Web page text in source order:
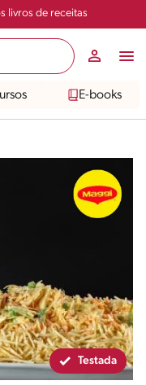
livros de receitas
E-books
Compartilhar
Testada